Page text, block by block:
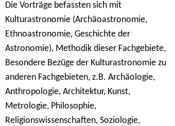
Die Vorträge befassten sich mit
Kulturastronomie (Archäoastronomie,
Ethnoastronomie, Geschichte der
Astronomie), Methodik dieser Fachgebiete,
Besondere Bezüge der Kulturastronomie zu
anderen Fachgebieten, z.B. Archäologie,
Anthropologie, Architektur, Kunst,
Metrologie, Philosophie,
Religionswissenschaften, Soziologie,